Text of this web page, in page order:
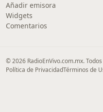
Añadir emisora
Widgets
Comentarios
© 2026 RadioEnVivo.com.mx.
Política de PrivacidadTérminos de